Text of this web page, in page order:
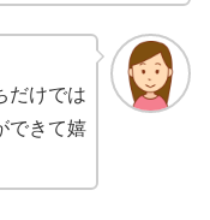
だけでは
できて嬉